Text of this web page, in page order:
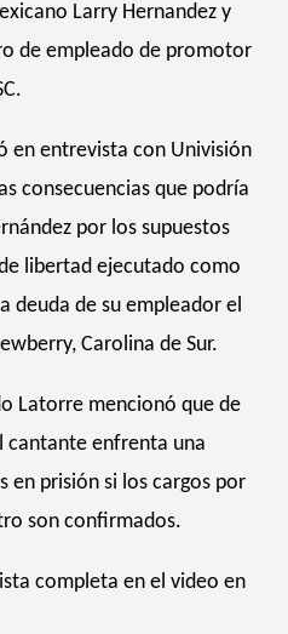
Larry Hernandez y
de empleado de promotor
en entrevista con Univisión
consecuencias que podría
por los supuestos
libertad ejecutado como
deuda de su empleador el
Carolina de Sur.
Latorre mencionó que de
cantante enfrenta una
en prisión si los cargos por
son confirmados.
completa en el video en